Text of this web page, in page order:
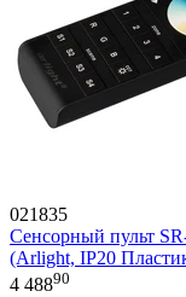
021835
Сенсорный пульт
(Arlight, IP20
4 48890